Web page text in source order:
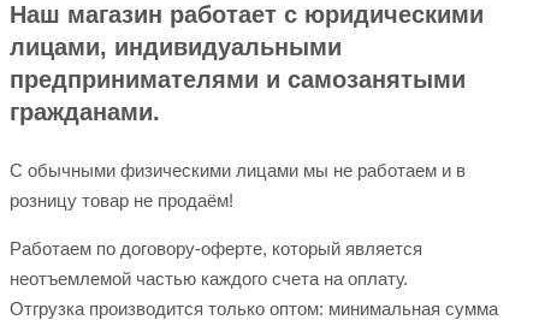
Наш магазин работает с юридическими
лицами, индивидуальными
предпринимателями и самозанятыми
гражданами.
С обычными физическими лицами мы не работаем и в
розницу товар не продаём!
Работаем по договору-оферте, который является
неотъемлемой частью каждого счета на оплату.
Отгрузка производится только оптом: минимальная сумма